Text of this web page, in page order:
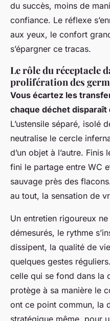
du succès, moins de
confiance. Le réflexe
aux yeux, le confort
s’épargner ce tracas.
Le rôle du réceptacle
prolifération des
Vous écartez les
chaque déchet
L’ustensile séparé, isolé
neutralise le cercle
d’un objet à l’autre.
fini le partage entre WC
sauvage près des
au tout, la sensation de
Un entretien rigoureux
démesurés, le rythme
dissipent, la qualité de
quelques gestes
celle qui se fond dans la
protège à sa manière le
ont ce point commun, la